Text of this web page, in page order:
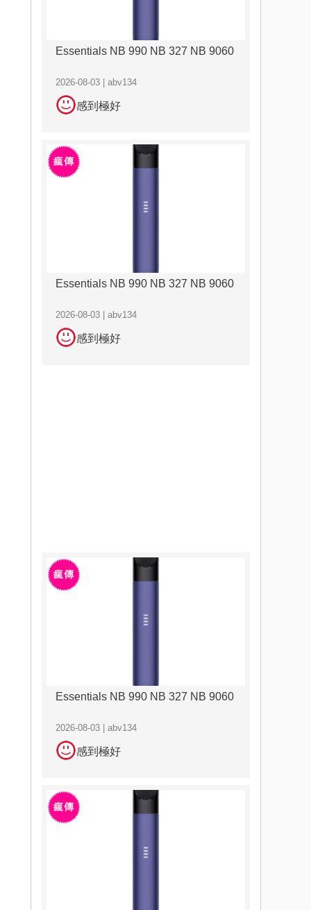
Essentials NB 990 NB 327 NB 9060
2026-08-03 | abv134
感到極好
Essentials NB 990 NB 327 NB 9060
2026-08-03 | abv134
感到極好
Essentials NB 990 NB 327 NB 9060
2026-08-03 | abv134
感到極好